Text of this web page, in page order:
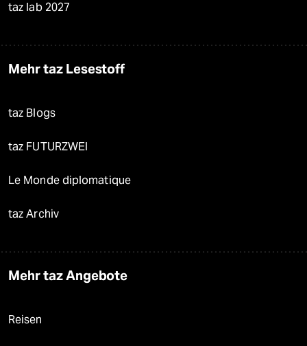
taz lab 2027
Mehr taz Lesestoff
taz Blogs
taz FUTURZWEI
Le Monde diplomatique
taz Archiv
Mehr taz Angebote
Reisen